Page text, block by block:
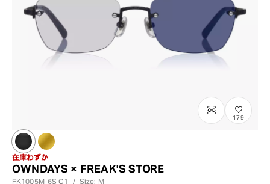
179
在庫わずか
OWNDAYS × FREAK'S STORE
FK1005M-6SC1 / Size: M